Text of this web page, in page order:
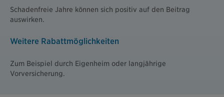
Schadenfreie Jahre können sich positiv auf den Beitrag
auswirken.
Weitere Rabattmöglichkeiten
Zum Beispiel durch Eigenheim oder langjährige
Vorversicherung.